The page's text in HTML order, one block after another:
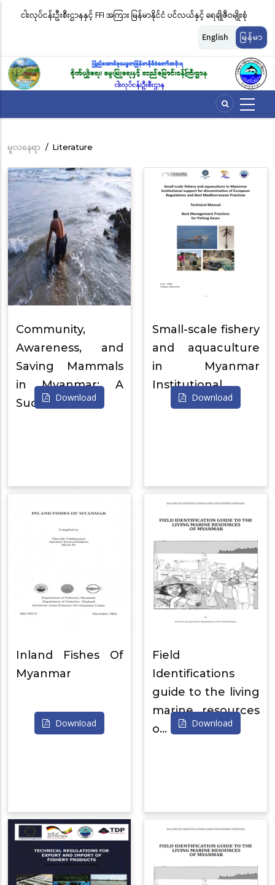
အကြောင်းအရာ
မည်
ငါးလုပ်ငန်းဦးစီးဌာနနှင့် FFI အကြား မြန်မာနိုင်ငံ ပင်လယ်နှင့် ရေချိုဇီဝမျိုးစုံ
မျိုးကွဲများ ထိန်းသိမ်းကာကွယ်စောင့်ရှောက်ခြင်းလုပ်ငန်းများ ဆောင်ရွက်မှု
ရ
English မြန်မာ
Breadcrumb
မူလနေရာ / Literature
Community,
Awareness, and
Saving Mammals
in Myanmar: A
Succ… Download
Small-scale fishery
and aquaculture
in Myanmar
Institutional…
Download
Inland Fishes Of
Myanmar
Download
Field
Identifications
guide to the living
marine resources
o…
Download